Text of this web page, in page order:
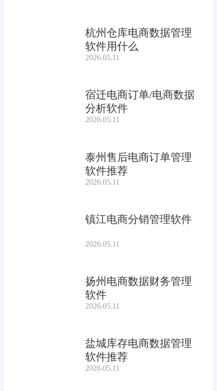
杭州仓库电商数据管理
软件用什么
2026.05.11
宿迁电商订单/电商数据
分析软件
2026.05.11
泰州售后电商订单管理
软件推荐
2026.05.11
镇江电商分销管理软件
2026.05.11
扬州电商数据财务管理
软件
2026.05.11
盐城库存电商数据管理
软件推荐
2026.05.11